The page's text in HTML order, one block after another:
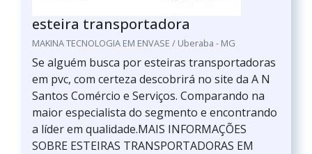
esteira transportadora
MAKINA TECNOLOGIA EM ENVASE / Uberaba - MG
Se alguém busca por esteiras transportadoras
em pvc, com certeza descobrirá no site da A N
Santos Comércio e Serviços. Comparando na
maior especialista do segmento e encontrando
a líder em qualidade.MAIS INFORMAÇÕES
SOBRE ESTEIRAS TRANSPORTADORAS EM